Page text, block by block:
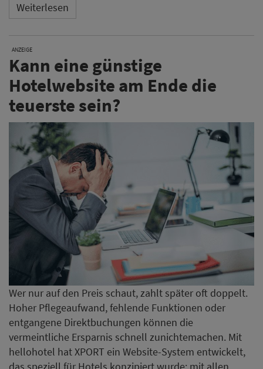
Weiterlesen
ANZEIGE
Kann eine günstige
Hotelwebsite am Ende die
teuerste sein?
Wer nur auf den Preis schaut, zahlt später oft doppelt.
Hoher Pflegeaufwand, fehlende Funktionen oder
entgangene Direktbuchungen können die
vermeintliche Ersparnis schnell zunichtemachen. Mit
hellohotel hat XPORT ein Website-System entwickelt,